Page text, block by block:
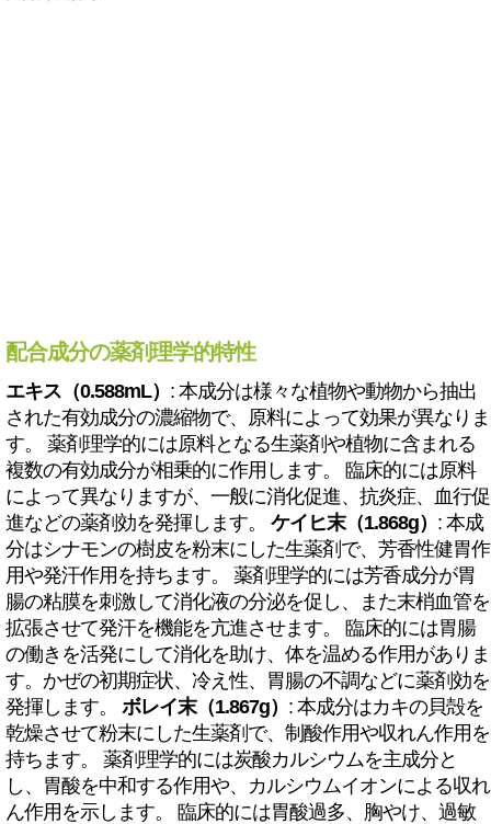
配合成分の薬剤理学的特性
エキス（0.588mL） : 本成分は様々な植物や動物から抽出
された有効成分の濃縮物で、原料によって効果が異なりま
す。 薬剤理学的には原料となる生薬剤や植物に含まれる
複数の有効成分が相乗的に作用します。 臨床的には原料
によって異なりますが、一般に消化促進、抗炎症、血行促
進などの薬剤効を発揮します。 ケイヒ末（1.868g） : 本成
分はシナモンの樹皮を粉末にした生薬剤で、芳香性健胃作
用や発汗作用を持ちます。 薬剤理学的には芳香成分が胃
腸の粘膜を刺激して消化液の分泌を促し、また末梢血管を
拡張させて発汗を機能を亢進させます。 臨床的には胃腸
の働きを活発にして消化を助け、体を温める作用がありま
す。かぜの初期症状、冷え性、胃腸の不調などに薬剤効を
発揮します。 ボレイ末（1.867g） : 本成分はカキの貝殻を
乾燥させて粉末にした生薬剤で、制酸作用や収れん作用を
持ちます。 薬剤理学的には炭酸カルシウムを主成分と
し、胃酸を中和する作用や、カルシウムイオンによる収れ
ん作用を示します。 臨床的には胃酸過多、胸やけ、過敏